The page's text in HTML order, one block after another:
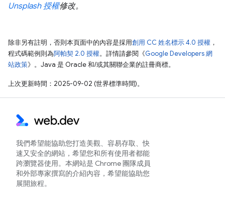
Unsplash 授權修改。
除非另有註明，否則本頁面中的內容是採用創用 CC 姓名標示 4.0 授權 ，
程式碼範例則為阿帕契 2.0 授權。詳情請參閱《Google Developers 網
站政策》。Java 是 Oracle 和/或其關聯企業的註冊商標。
上次更新時間：2025-09-02 (世界標準時間)。
我們希望能協助您打造美觀、容易存取、快
速又安全的網站，希望您和所有使用者都能
跨瀏覽器使用。本網站是 Chrome 團隊成員
和外部專家撰寫的介紹內容，希望能協助您
展開旅程。